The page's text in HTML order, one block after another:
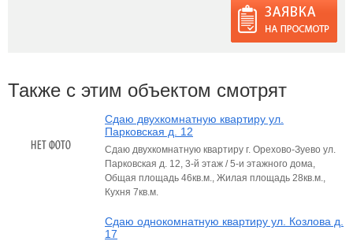
Также с этим объектом смотрят
Сдаю двухкомнатную квартиру ул.
Парковская д. 12
Сдаю двухкомнатную квартиру г. Орехово-Зуево ул.
Парковская д. 12, 3-й этаж / 5-и этажного дома,
Общая площадь 46кв.м., Жилая площадь 28кв.м.,
Кухня 7кв.м.
Сдаю однокомнатную квартиру ул. Козлова д.
17